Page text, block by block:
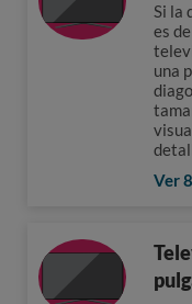
Si la
es
una
Ver